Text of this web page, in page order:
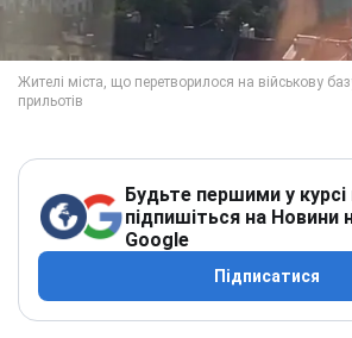
Будьте першими у
підпишіться на Новини
Google
Підписатися